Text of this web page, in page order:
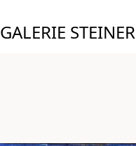
GALERIE STEINER